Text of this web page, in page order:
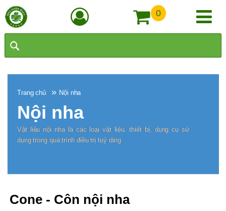
0
Trang chủ » Nội nha
Nội nha
Vật liệu nội nha là các loại vật liệu, thiết bị, dụng cụ sử
dụng trong quá trình điều trị tuỷ răng
Cone - Côn nội nha